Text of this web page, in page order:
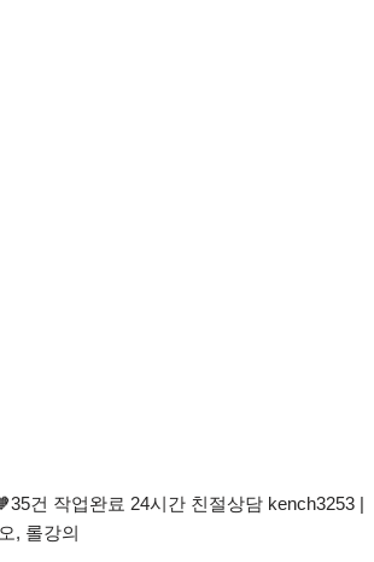
건 작업완료 24시간 친절상담 kench3253 |
, 롤강의